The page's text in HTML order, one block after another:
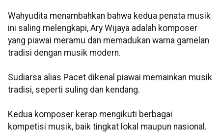
Wahyudita menambahkan bahwa kedua penata musik
ini saling melengkapi, Ary Wijaya adalah komposer
yang piawai meramu dan memadukan warna gamelan
tradisi dengan musik modern.
Sudiarsa alias Pacet dikenal piawai memainkan musik
tradisi, seperti suling dan kendang.
Kedua komposer kerap mengikuti berbagai
kompetisi musik, baik tingkat lokal maupun nasional.